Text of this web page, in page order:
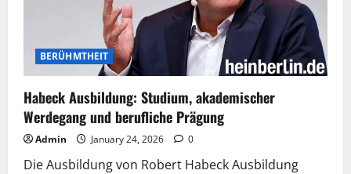
BERÜHMTHEIT
Habeck Ausbildung: Studium, akademischer
Werdegang und berufliche Prägung
Admin January 24, 2026 0
Die Ausbildung von Robert Habeck Ausbildung